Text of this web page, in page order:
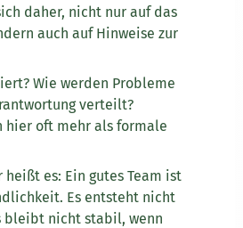
daher, nicht nur auf das
auch auf Hinweise zur
Wie werden Probleme
verteilt?
hier oft mehr als formale
es: Ein gutes Team ist
Es entsteht nicht
bleibt nicht stabil, wenn